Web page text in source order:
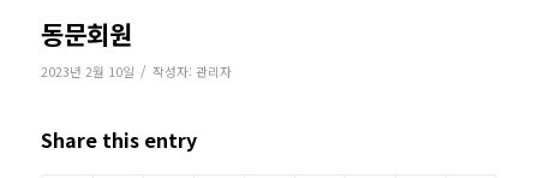
동문회원
2023년 2월 10일 / 작성자: 관리자
Share this entry